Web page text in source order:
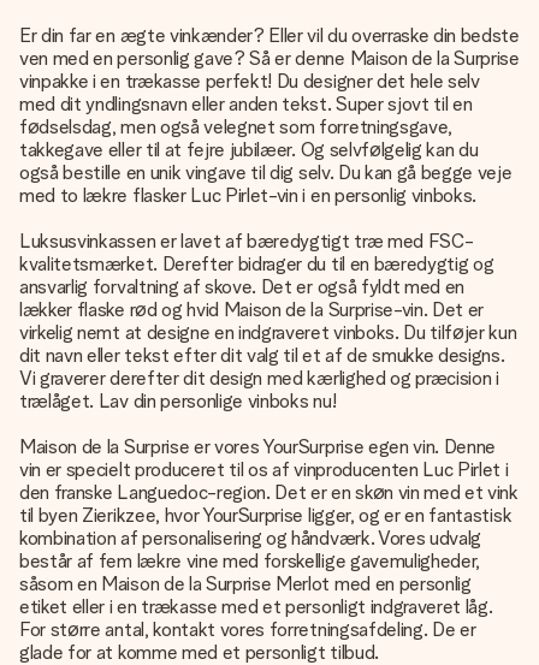
Er din far en ægte vinkænder? Eller vil du overraske din bedste
ven med en personlig gave? Så er denne Maison de la Surprise
vinpakke i en trækasse perfekt! Du designer det hele selv
med dit yndlingsnavn eller anden tekst. Super sjovt til en
fødselsdag, men også velegnet som forretningsgave,
takkegave eller til at fejre jubilæer. Og selvfølgelig kan du
også bestille en unik vingave til dig selv. Du kan gå begge veje
med to lækre flasker Luc Pirlet-vin i en personlig vinboks.
Luksusvinkassen er lavet af bæredygtigt træ med FSC-
kvalitetsmærket. Derefter bidrager du til en bæredygtig og
ansvarlig forvaltning af skove. Det er også fyldt med en
lækker flaske rød og hvid Maison de la Surprise-vin. Det er
virkelig nemt at designe en indgraveret vinboks. Du tilføjer kun
dit navn eller tekst efter dit valg til et af de smukke designs.
Vi graverer derefter dit design med kærlighed og præcision i
trælåget. Lav din personlige vinboks nu!
Maison de la Surprise er vores YourSurprise egen vin. Denne
vin er specielt produceret til os af vinproducenten Luc Pirlet i
den franske Languedoc-region. Det er en skøn vin med et vink
til byen Zierikzee, hvor YourSurprise ligger, og er en fantastisk
kombination af personalisering og håndværk. Vores udvalg
består af fem lækre vine med forskellige gavemuligheder,
såsom en Maison de la Surprise Merlot med en personlig
etiket eller i en trækasse med et personligt indgraveret låg.
For større antal, kontakt vores forretningsafdeling. De er
glade for at komme med et personligt tilbud.